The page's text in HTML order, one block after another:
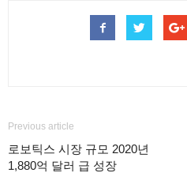
Previous article
로보틱스 시장 규모 2020년
1,880억 달러 급 성장